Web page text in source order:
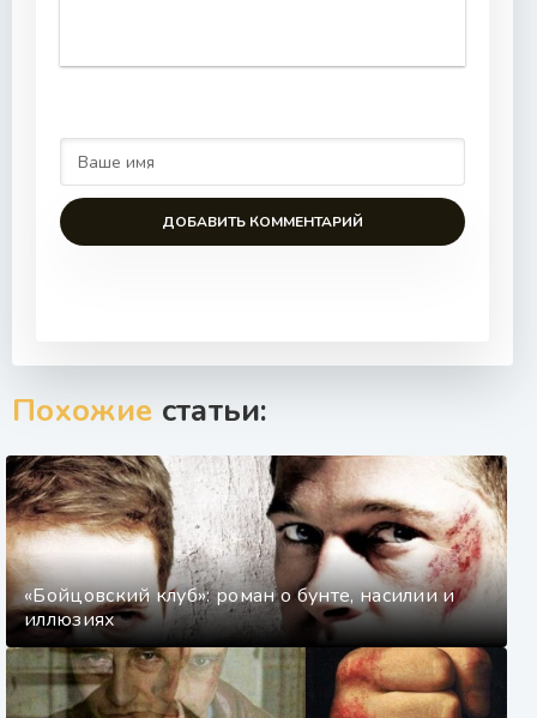
ДОБАВИТЬ КОММЕНТАРИЙ
Похожие статьи:
«Бойцовский клуб»: роман о бунте, насилии и
иллюзиях